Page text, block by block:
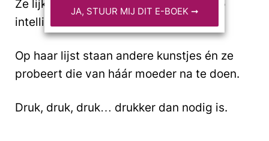
Ze lijkt op haar Oma, net zo creatief, zo
intelligent en wijs.
Op haar lijst staan andere kunstjes én ze
probeert die van háár moeder na te doen.
Druk, druk, druk… drukker dan nodig is.